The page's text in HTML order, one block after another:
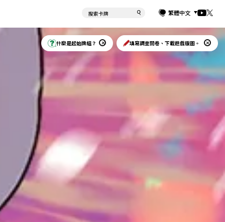
繁體中文
什麼是起始牌組？ 填寫調查問卷、下載遊戲版圖。